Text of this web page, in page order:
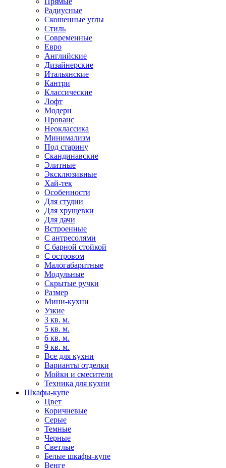
Радиусные
Скошенные углы
Стиль
Современные
Евро
Английские
Дизайнерские
Итальянские
Кантри
Классические
Лофт
Модерн
Прованс
Неоклассика
Минимализм
Под старину
Скандинавские
Элитные
Эксклюзивные
Хай-тек
Особенности
Для студии
Для хрущевки
Для дачи
Встроенные
С антресолями
С барной стойкой
С островом
Малогабаритные
Модульные
Скрытые ручки
Размер
Мини-кухни
Узкие
3 кв. м.
5 кв. м.
6 кв. м.
9 кв. м.
Все для кухни
Варианты отделки
Мойки и смесители
Техника для кухни
Шкафы-купе
Цвет
Коричневые
Серые
Темные
Черные
Светлые
Белые шкафы-купе
Венге